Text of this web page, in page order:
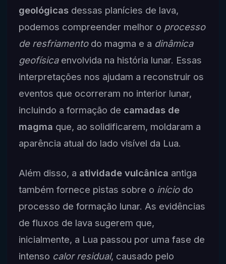
geológicasdessas planícies de lava,
podemos compreender melhor o processo
de resfriamentodo magma e a dinâmica
geofísicaenvolvida na história lunar. Essas
interpretações nos ajudam a reconstruir os
eventos que ocorreram no interior lunar,
incluindo a formação de camadas de
magma que, ao solidificarem, moldaram a
aparência atual do lado visível da Lua.
Além disso, a atividade vulcânica antiga
também fornece pistas sobre o iníciodo
processo de formação lunar. As evidências
de fluxos de lava sugerem que,
inicialmente, a Lua passou por uma fase de
intenso calor residual, causado pelo